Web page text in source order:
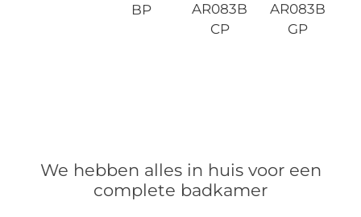
BP
AR083B
CP
AR083B
GP
We hebben alles in huis voor een
complete badkamer